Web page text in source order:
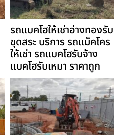
รถแบคโฮให้เช่าอ่างทองรับ
ขุดสระ บริการ รถแม็คโคร
ให้เช่า รถแบคโฮรับจ้าง
แบคโฮรับเหมา ราคาถูก